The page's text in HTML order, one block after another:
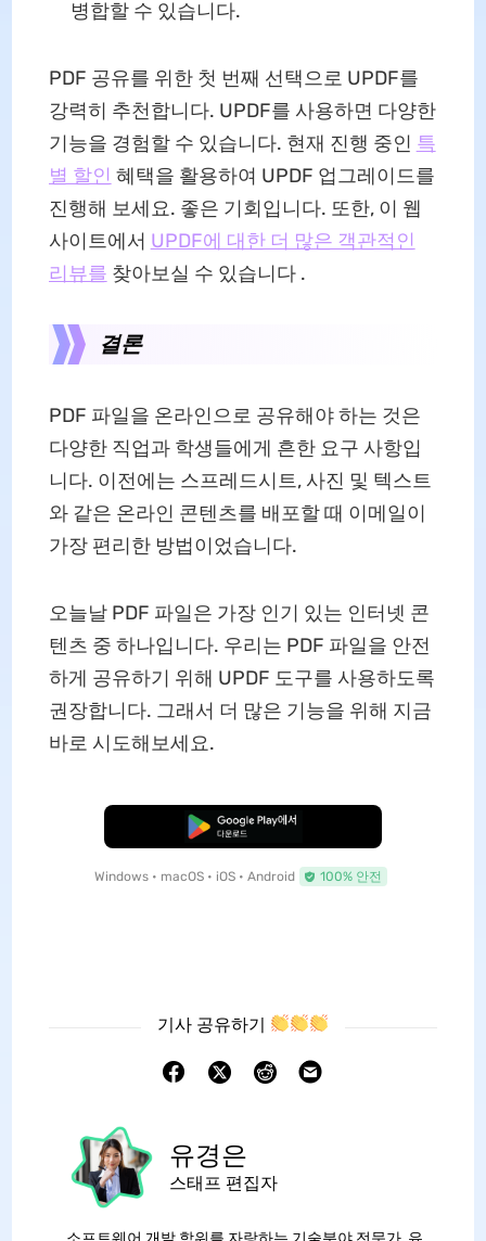
병합할 수 있습니다.
PDF 공유를 위한 첫 번째 선택으로 UPDF를
강력히 추천합니다. UPDF를 사용하면 다양한
기능을 경험할 수 있습니다. 현재 진행 중인 특
별 할인 혜택을 활용하여 UPDF 업그레이드를
진행해 보세요. 좋은 기회입니다. 또한, 이 웹
사이트에서 UPDF에 대한 더 많은 객관적인
리뷰를 찾아보실 수 있습니다 .
결론
PDF 파일을 온라인으로 공유해야 하는 것은
다양한 직업과 학생들에게 흔한 요구 사항입
니다. 이전에는 스프레드시트, 사진 및 텍스트
와 같은 온라인 콘텐츠를 배포할 때 이메일이
가장 편리한 방법이었습니다.
오늘날 PDF 파일은 가장 인기 있는 인터넷 콘
텐츠 중 하나입니다. 우리는 PDF 파일을 안전
하게 공유하기 위해 UPDF 도구를 사용하도록
권장합니다. 그래서 더 많은 기능을 위해 지금
바로 시도해보세요.
무료로 다운로드
Windows • macOS • iOS • Android 100% 안전
기사 공유하기
유경은
스태프 편집자